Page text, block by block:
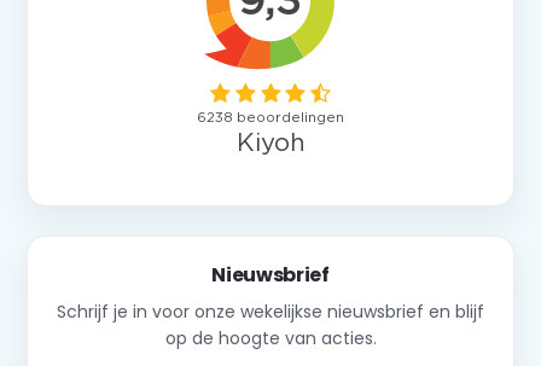
Nieuwsbrief
Schrijf je in voor onze wekelijkse nieuwsbrief en blijf
op de hoogte van acties.